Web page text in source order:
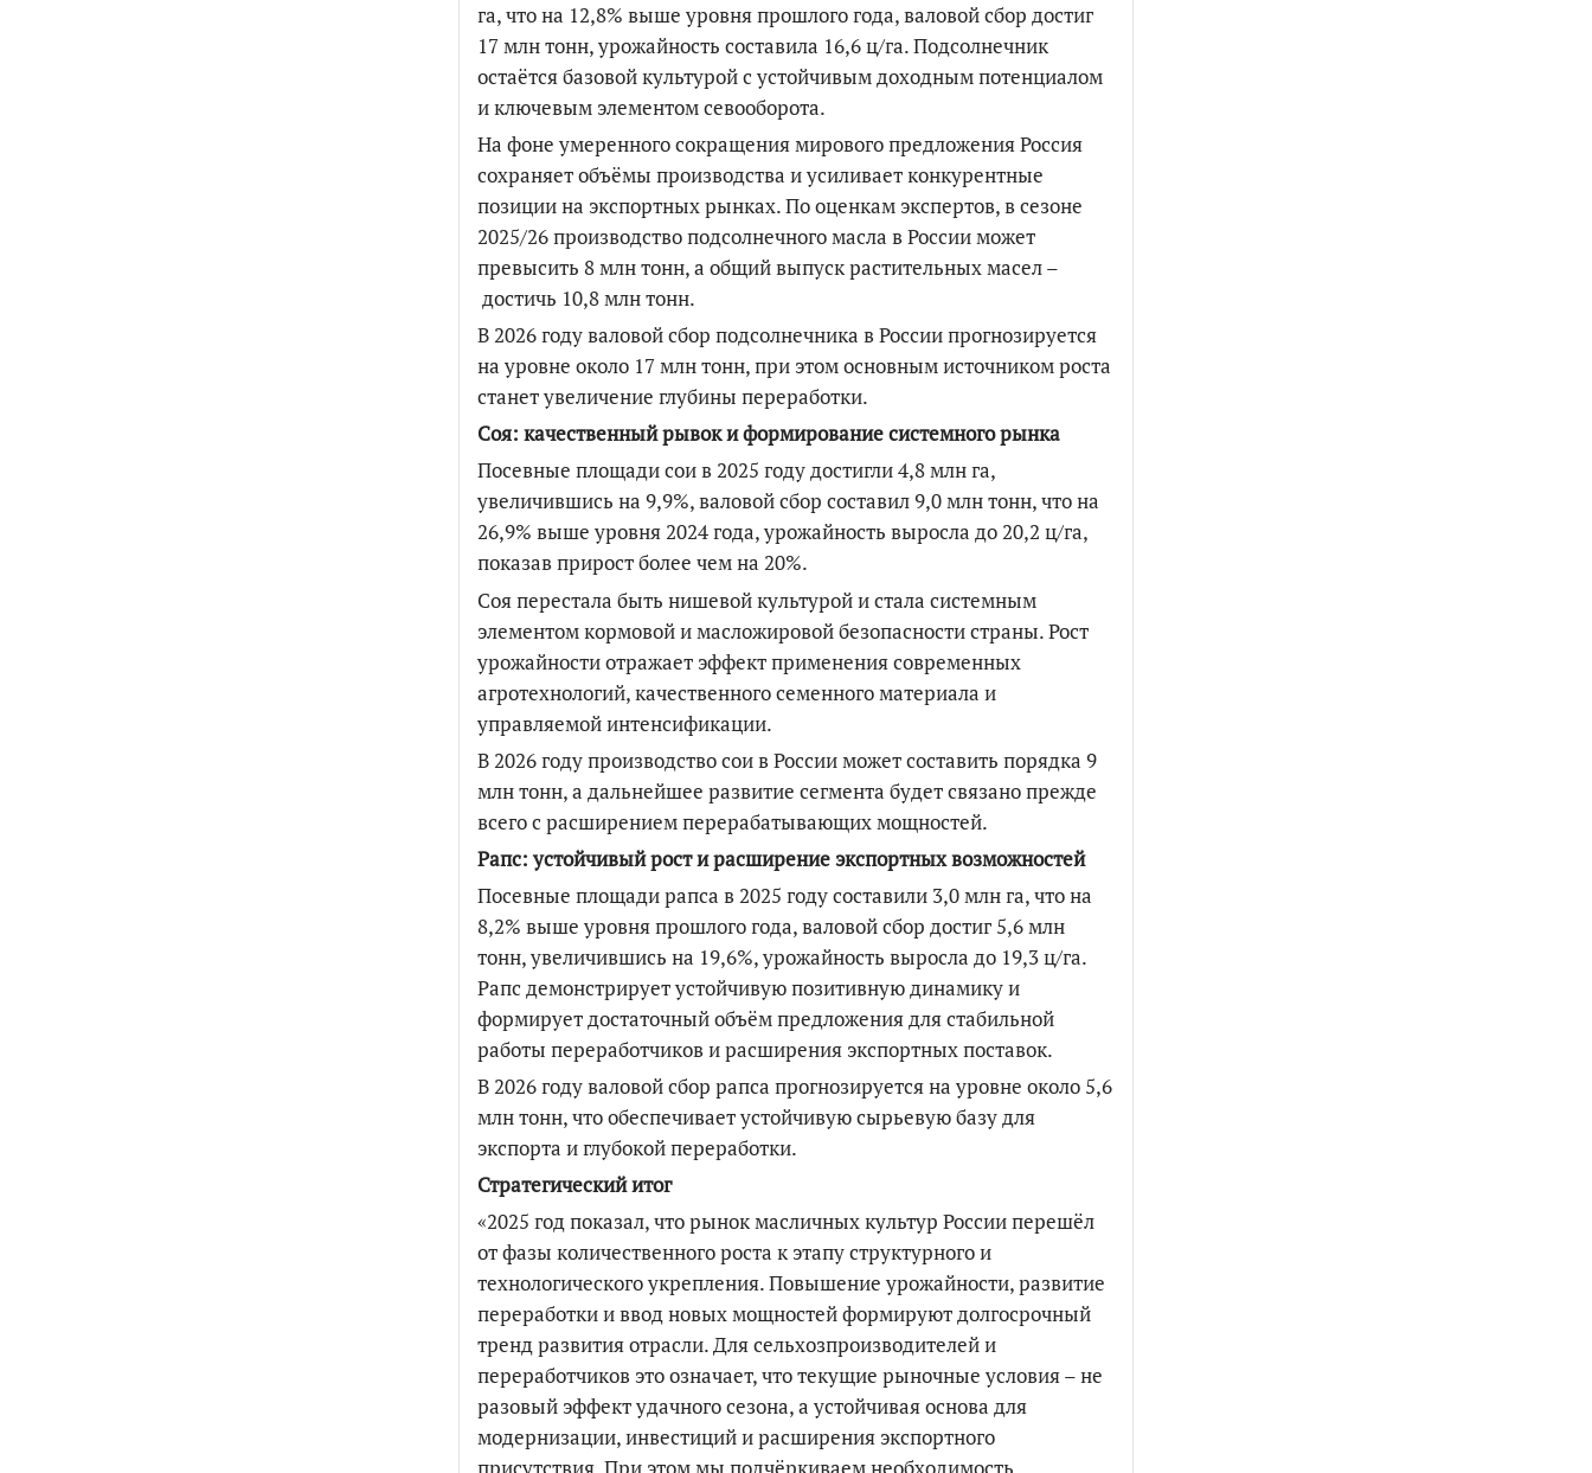
га, что на 12,8% выше уровня прошлого года, валовой сбор достиг
17 млн тонн, урожайность составила 16,6 ц/га. Подсолнечник
остаётся базовой культурой с устойчивым доходным потенциалом
и ключевым элементом севооборота.
На фоне умеренного сокращения мирового предложения Россия
сохраняет объёмы производства и усиливает конкурентные
позиции на экспортных рынках. По оценкам экспертов, в сезоне
2025/26 производство подсолнечного масла в России может
превысить 8 млн тонн, а общий выпуск растительных масел–
достичь 10,8 млн тонн.
В 2026 году валовой сбор подсолнечника в России прогнозируется
на уровне около 17 млн тонн, при этом основным источником роста
станет увеличение глубины переработки.
Соя: качественный рывок и формирование системного рынка
Посевные площади сои в 2025 году достигли 4,8 млн га,
увеличившись на 9,9%, валовой сбор составил 9,0 млн тонн, что на
26,9% выше уровня 2024 года, урожайность выросла до 20,2 ц/га,
показав прирост более чем на 20%.
Соя перестала быть нишевой культурой и стала системным
элементом кормовой и масложировой безопасности страны. Рост
урожайности отражает эффект применения современных
агротехнологий, качественного семенного материала и
управляемой интенсификации.
В 2026 году производство сои в России может составить порядка 9
млн тонн, а дальнейшее развитие сегмента будет связано прежде
всего с расширением перерабатывающих мощностей.
Рапс: устойчивый рост и расширение экспортных возможностей
Посевные площади рапса в 2025 году составили 3,0 млн га, что на
8,2% выше уровня прошлого года, валовой сбор достиг 5,6 млн
тонн, увеличившись на 19,6%, урожайность выросла до 19,3 ц/га.
Рапс демонстрирует устойчивую позитивную динамику и
формирует достаточный объём предложения для стабильной
работы переработчиков и расширения экспортных поставок.
В 2026 году валовой сбор рапса прогнозируется на уровне около 5,6
млн тонн, что обеспечивает устойчивую сырьевую базу для
экспорта и глубокой переработки.
Стратегический итог
«2025 год показал, что рынок масличных культур России перешёл
от фазы количественного роста к этапу структурного и
технологического укрепления. Повышение урожайности, развитие
переработки и ввод новых мощностей формируют долгосрочный
тренд развития отрасли. Для сельхозпроизводителей и
переработчиков это означает, что текущие рыночные условия–не
разовый эффект удачного сезона, а устойчивая основа для
модернизации, инвестиций и расширения экспортного